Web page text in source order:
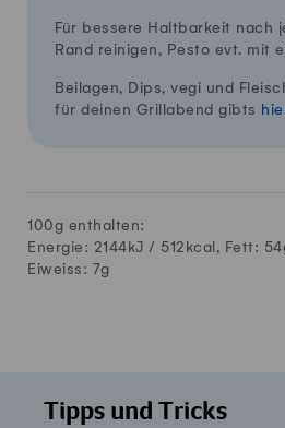
Für bessere Haltbarkeit nach
Rand reinigen, Pesto evt. mit
Beilagen, Dips, vegi und
für deinen Grillabend gibts
100g enthalten:
Energie: 2144kJ / 512 kcal, Fett: 54
Eiweiss: 7g
Tipps und Tricks